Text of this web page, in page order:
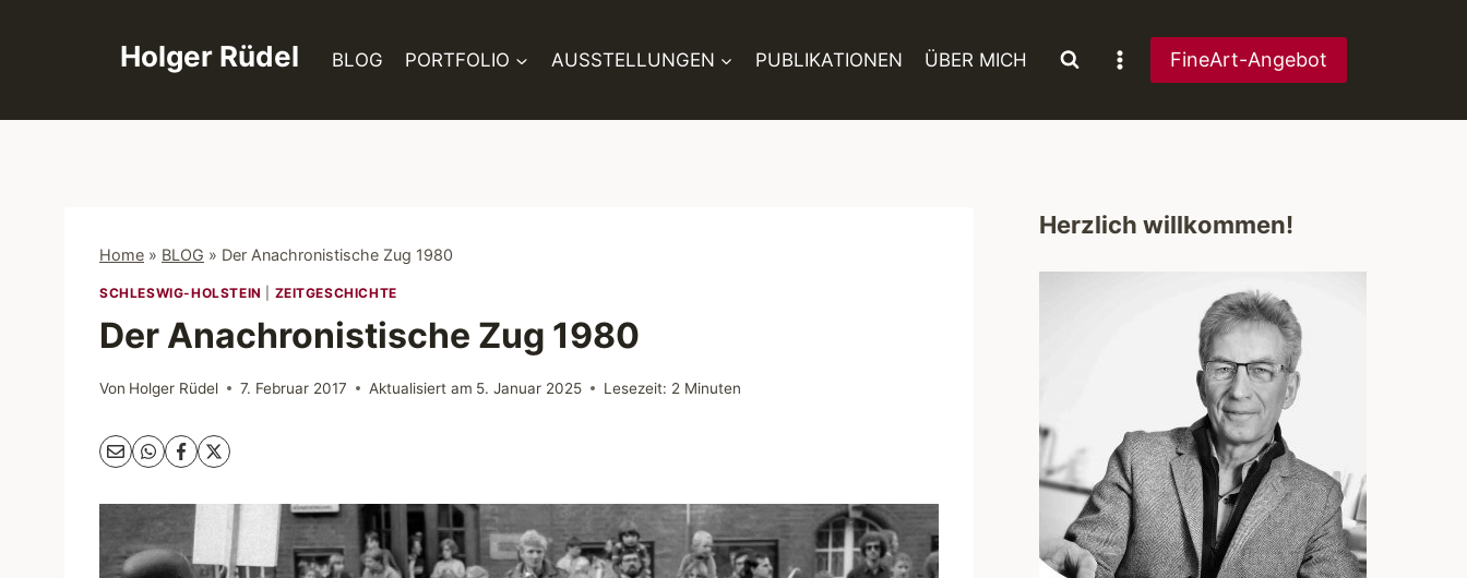
Holger Rüdel BLOG PORTFOLIO AUSSTELLUNGEN PUBLIKATIONEN ÜBER MICH FineArt-Angebot
Home » BLOG » Der Anachronistische Zug 1980
SCHLESWIG-HOLSTEIN ZEITGESCHICHTE
Der Anachronistische Zug 1980
Von Holger Rüdel 7. Februar 2017 Aktualisiert am 5. Januar 2025 Lesezeit: 2 Minuten
Herzlich willkommen!